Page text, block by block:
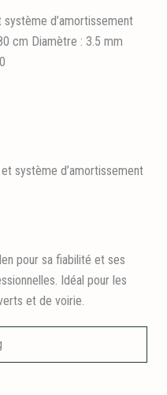
d’amortissement
cm Diamètre : 3.5 mm
système d’amortissement
pour sa fiabilité et ses
Idéal pour les
et de voirie.